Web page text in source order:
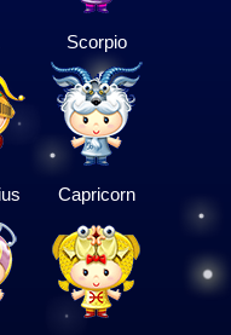
Scorpio
Capricorn